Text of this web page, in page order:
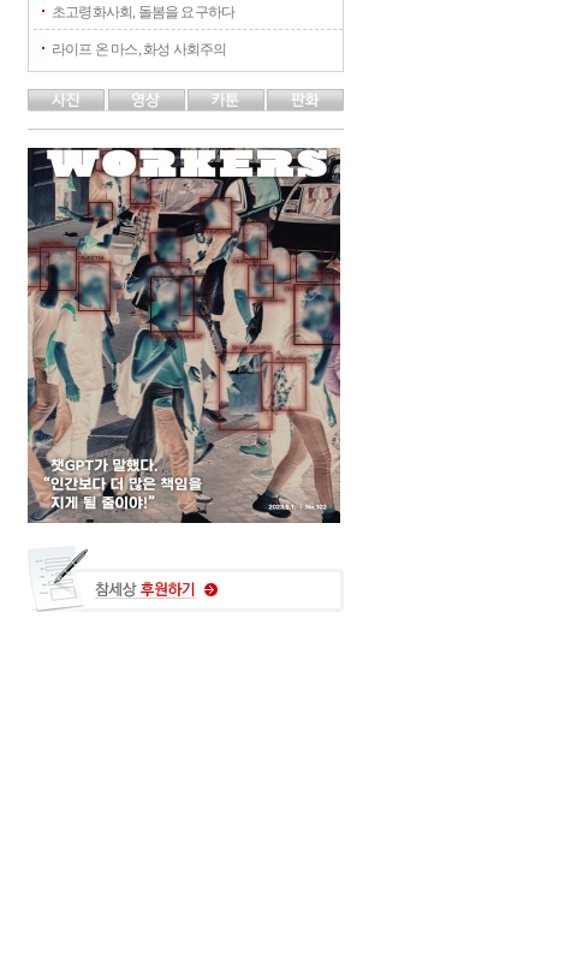
초고령화사회, 돌봄을 요구하다
라이프 온 마스, 화성 사회주의